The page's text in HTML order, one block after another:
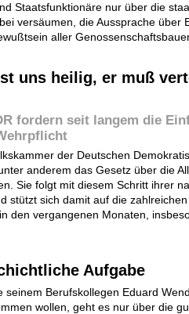
Staatsfunktionäre nur über die
versäumen, die Aussprache über
aller
uns heilig, er muß
fordern seit langem die
der Deutschen
anderem das Gesetz über die
Sie folgt mit diesem Schritt ihrer
stützt sich damit auf die
den vergangenen Monaten,
Aufgabe
seinem Berufskollegen Eduard
wollen, geht es nur über die